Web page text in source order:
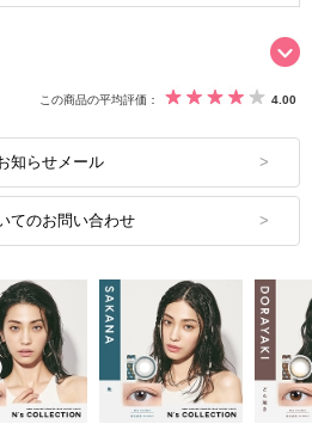
この商品の平均評価： 4.00
知らせメール
てのお問い合わせ